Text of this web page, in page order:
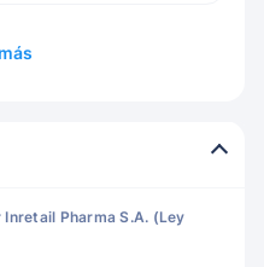
Pharma S.A. (Ley